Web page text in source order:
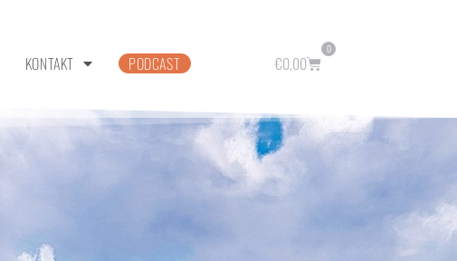
KONTAKT PODCAST €0,00
0